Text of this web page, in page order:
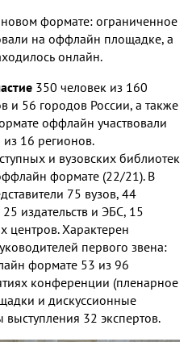
формате: ограниченное
на оффлайн площадке, а
онлайн.
350 человек из 160
и 56 городов России, а также
оффлайн участвовали
16 регионов.
и вузовских библиотек
формате (22/21). В
75 вузов, 44
издательств и ЭБС, 15
центров. Характерен
первого звена:
формате 53 из 96
конференции (пленарное
и дискуссионные
32 экспертов.